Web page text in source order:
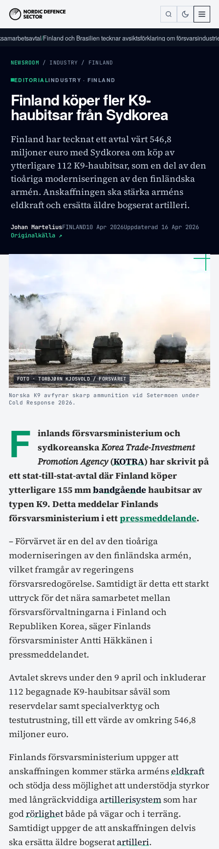
/Finland och Brasilien tecknar avsiktsförklaring om försvarsindustriellt
NEWSROOM / INDUSTRY / FINLAND
EDITORIALINDUSTRY · FINLAND
Finland köper fler K9-
haubitsar från Sydkorea
Finland har tecknat ett avtal värt 546,8
miljoner euro med Sydkorea om köp av
ytterligare 112 K9-haubitsar, som en del av den
tioåriga moderniseringen av den finländska
armén. Anskaffningen ska stärka arméns
eldkraft och ersätta äldre bogserat artilleri.
Johan MarteliusFINLAND10 Apr 2026Uppdaterad 16 Apr 2026
Originalkälla ↗
FOTO · TORBJØRN KJOSVOLD / FORSVARET
Norska K9 avfyrar skarp ammunition vid Setermoen under
Cold Response 2026.
F inlands försvarsministerium och
sydkoreanskaKorea Trade-Investment
Promotion Agency(KOTRA) har skrivit på
ett stat-till-stat-avtal där Finland köper
ytterligare 155 mmbandgåendehaubitsar av
typen K9. Detta meddelar Finlands
försvarsministerium i ettpressmeddelande.
– Förvärvet är en del av den tioåriga
moderniseringen av den finländska armén,
vilket framgår av regeringens
försvarsredogörelse. Samtidigt är detta ett starkt
uttryck för det nära samarbetet mellan
försvarsförvaltningarna i Finland och
Republiken Korea, säger Finlands
försvarsminister Antti Häkkänen i
pressmeddelandet.
Avtalet skrevs under den 9 april och inkluderar
112 begagnade K9-haubitsar såväl som
reservdelar samt specialverktyg och
testutrustning, till ett värde av omkring 546,8
miljoner euro.
Finlands försvarsministerium uppger att
anskaffningen kommer stärka arménseldkraft
och stödja dess möjlighet att understödja styrkor
med långräckviddigaartillerisystem som har
godrörlighetbåde på vägar och i terräng.
Samtidigt uppger de att anskaffningen delvis
ska ersätta äldre bogseratartilleri.